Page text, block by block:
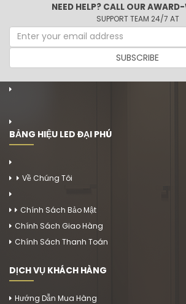
NEED HELP? CALL OUR
SUPPORT TEAM 24/7 AT
SUBSCRIBE
BẢNG HIỆU LED ĐẠI PHÚ
Về Chúng Tôi
Chính Sách Bảo Mật
Chính Sách Giao Hàng
Chính Sách Thanh Toán
DỊCH VỤ KHÁCH HÀNG
Hướng Dẫn Mua Hàng